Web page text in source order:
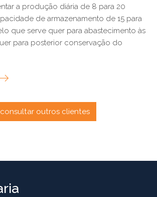
a produção diária de 8 para 20
de armazenamento de 15 para
que serve quer para abastecimento às
para posterior conservação do
consultar outros clientes